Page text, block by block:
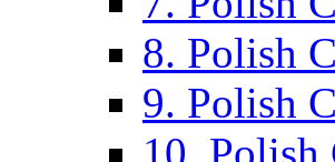
8. Polish
9. Polish
10.